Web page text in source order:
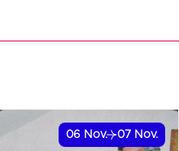
06 Nov. 07 Nov.